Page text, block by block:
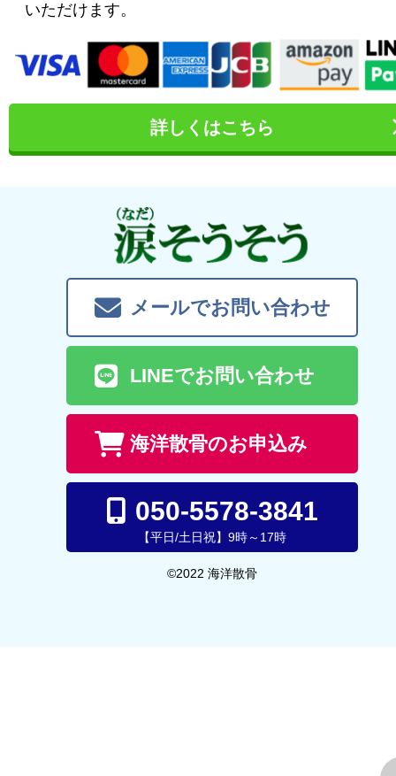
いただけます。
詳しくはこちら
メールでお問い合わせ
LINEでお問い合わせ
海洋散骨のお申込み
050-5578-3841
【平日/土日祝】9時～17時
©2022 海洋散骨